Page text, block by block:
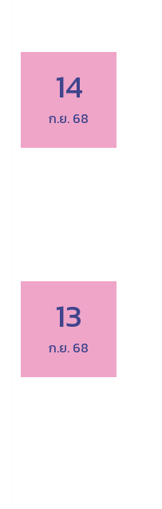
14
ก.ย. 68
13
ก.ย. 68